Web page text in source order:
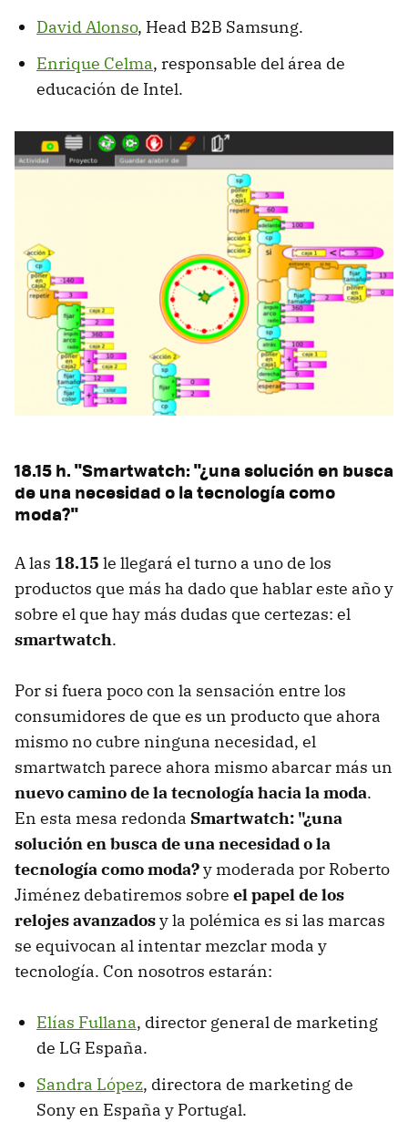
David Alonso, Head B2B Samsung.
Enrique Celma, responsable del área de
educación de Intel.
18.15 h. "Smartwatch: "¿una solución en busca
de una necesidad o la tecnología como
moda?"
A las 18.15 le llegará el turno a uno de los
productos que más ha dado que hablar este año y
sobre el que hay más dudas que certezas: el
smartwatch.
Por si fuera poco con la sensación entre los
consumidores de que es un producto que ahora
mismo no cubre ninguna necesidad, el
smartwatch parece ahora mismo abarcar más un
nuevo camino de la tecnología hacia la moda.
En esta mesa redonda Smartwatch: "¿una
solución en busca de una necesidad o la
tecnología como moda?y moderada por Roberto
Jiménez debatiremos sobre el papel de los
relojes avanzadosy la polémica es si las marcas
se equivocan al intentar mezclar moda y
tecnología. Con nosotros estarán:
Elías Fullana, director general de marketing
de LG España.
Sandra López, directora de marketing de
Sony en España y Portugal.